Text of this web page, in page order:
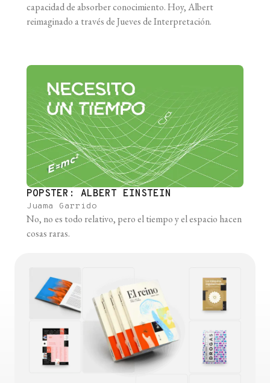
capacidad de absorber conocimiento. Hoy, Albert
reimaginado a través de Jueves de Interpretación.
POPSTER: ALBERT EINSTEIN
Juama Garrido
No, no es todo relativo, pero el tiempo y el espacio hacen
cosas raras.